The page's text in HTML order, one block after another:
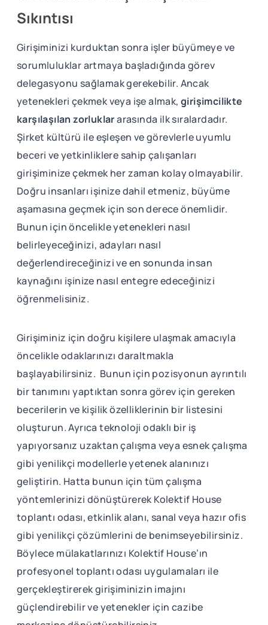
Sıkıntısı
Girişiminizi kurduktan sonra işler büyümeye ve
sorumluluklar artmaya başladığında görev
delegasyonu sağlamak gerekebilir. Ancak
yetenekleri çekmek veya işe almak, girişimcilikte
karşılaşılan zorluklararasında ilk sıralardadır.
Şirket kültürü ile eşleşen ve görevlerle uyumlu
beceri ve yetkinliklere sahip çalışanları
girişiminize çekmek her zaman kolay olmayabilir.
Doğru insanları işinize dahil etmeniz, büyüme
aşamasına geçmek için son derece önemlidir.
Bunun için öncelikle yetenekleri nasıl
belirleyeceğinizi, adayları nasıl
değerlendireceğinizi ve en sonunda insan
kaynağını işinize nasıl entegre edeceğinizi
öğrenmelisiniz.
Girişiminiz için doğru kişilere ulaşmak amacıyla
öncelikle odaklarınızı daraltmakla
başlayabilirsiniz. Bunun için pozisyonun ayrıntılı
bir tanımını yaptıktan sonra görev için gereken
becerilerin ve kişilik özelliklerinin bir listesini
oluşturun. Ayrıca teknoloji odaklı bir iş
yapıyorsanız uzaktan çalışma veya esnek çalışma
gibi yenilikçi modellerle yetenek alanınızı
geliştirin. Hatta bunun için tüm çalışma
yöntemlerinizi dönüştürerek Kolektif House
toplantı odası, etkinlik alanı, sanal veya hazır ofis
gibi yenilikçi çözümlerini de benimseyebilirsiniz.
Böylece mülakatlarınızı Kolektif House’ın
profesyonel toplantı odası uygulamaları ile
gerçekleştirerek girişiminizin imajını
güçlendirebilir ve yetenekler için cazibe